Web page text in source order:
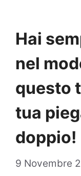
Hai
nel
questo
tua
doppio!
9 Novembre